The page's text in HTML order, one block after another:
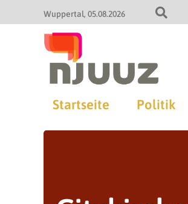
Wuppertal 05.08.2026
Startseite Politik